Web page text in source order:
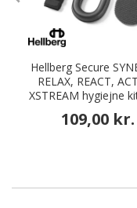
Hellberg Secure
RELAX, REACT,
XSTREAM hygiejne
109,00 kr.